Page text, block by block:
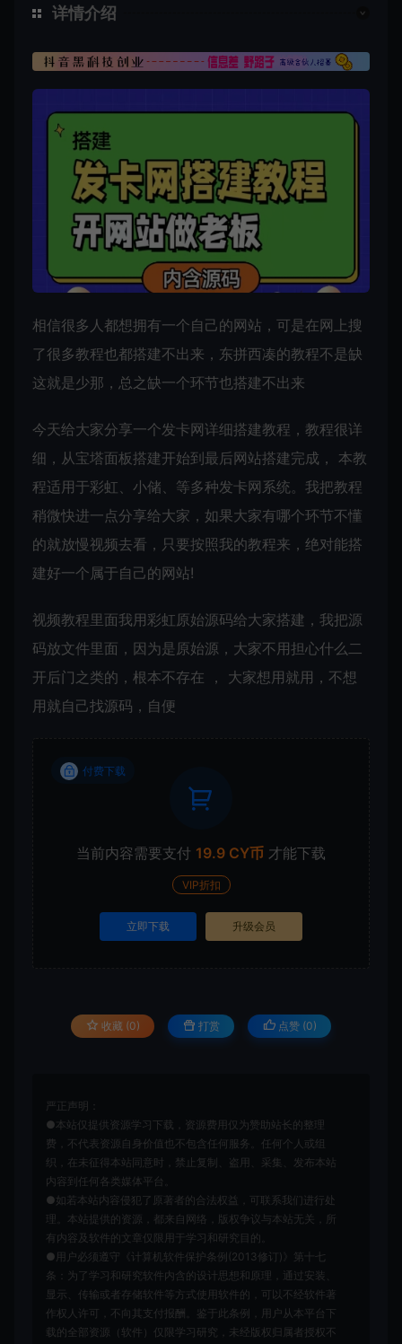
详情介绍
相信很多人都想拥有一个自己的网站，可是在网上搜
了很多教程也都搭建不出来，东拼西凑的教程不是缺
这就是少那，总之缺一个环节也搭建不出来
今天给大家分享一个发卡网详细搭建教程，教程很详
细，从宝塔面板搭建开始到最后网站搭建完成， 本教
程适用于彩虹、小储、等多种发卡网系统。我把教程
稍微快进一点分享给大家，如果大家有哪个环节不懂
的就放慢视频去看，只要按照我的教程来，绝对能搭
建好一个属于自己的网站!
视频教程里面我用彩虹原始源码给大家搭建，我把源
码放文件里面，因为是原始源，大家不用担心什么二
开后门之类的，根本不存在 ， 大家想用就用，不想
用就自己找源码，自便
付费下载
当前内容需要支付 19.9 CY币 才能下载
VIP折扣
立即下载 升级会员
收藏 (0) 打赏 点赞 (0)
严正声明：
●本站仅提供资源学习下载，资源费用仅为赞助站长的整理
费，不代表资源自身价值也不包含任何服务。任何个人或组
织，在未征得本站同意时，禁止复制、盗用、采集、发布本站
内容到任何各类媒体平台。
●如若本站内容侵犯了原著者的合法权益，可联系我们进行处
理。本站提供的资源，都来自网络，版权争议与本站无关，所
有内容及软件的文章仅限用于学习和研究目的。
●用户必须遵守《计算机软件保护条例(2013修订)》第十七
条：为了学习和研究软件内含的设计思想和原理，通过安装、
显示、传输或者存储软件等方式使用软件的，可以不经软件著
作权人许可，不向其支付报酬。鉴于此条例，用户从本平台下
载的全部资源（软件）仅限学习研究，未经版权归属者授权不